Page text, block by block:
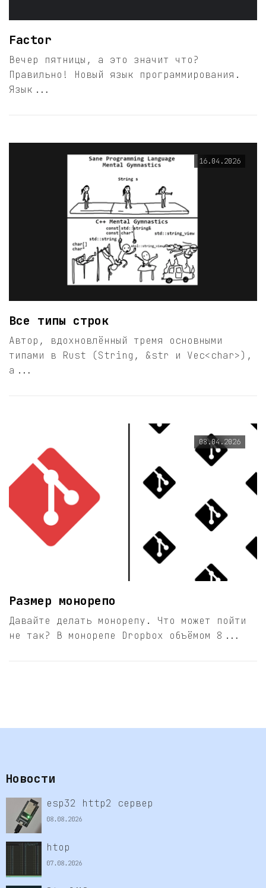
Factor
Вечер пятницы, а это значит что?
Правильно! Новый язык программирования.
Язык...
16.04.2026
Все типы строк
Автор, вдохновлённый тремя основными
типами в Rust (String, &str и Vec<char>),
а...
08.04.2026
Размер монорепо
Давайте делать монорепу. Что может пойти
не так? В монорепе Dropbox объёмом 8...
Новости
esp32 http2 сервер
08.08.2026
htop
07.08.2026